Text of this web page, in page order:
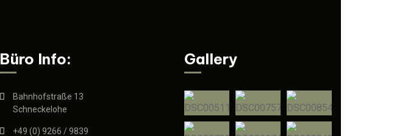
Büro Info:
Bahnhofstraße 13
Schneckelohe
+49 (0) 9266 / 9839
Gallery